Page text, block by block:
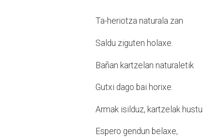
Ta-heriotza naturala zan
Saldu ziguten holaxe.
Bañan kartzelan naturaletik
Gutxi dago bai horixe.
Armak isilduz, kartzelak hustu
Espero gendun belaxe,